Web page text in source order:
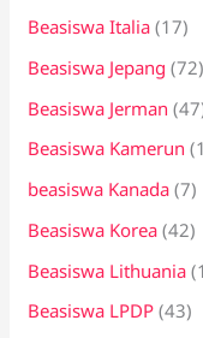
Beasiswa Italia (17)
Beasiswa Jepang (72)
Beasiswa Jerman
Beasiswa Kamerun
beasiswa Kanada (7)
Beasiswa Korea (42)
Beasiswa Lithuania
Beasiswa LPDP (43)